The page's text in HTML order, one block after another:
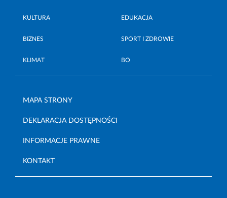
KULTURA EDUKACJA
BIZNES SPORT I ZDROWIE
KLIMAT BO
MAPA STRONY
DEKLARACJA DOSTĘPNOŚCI
INFORMACJE PRAWNE
KONTAKT